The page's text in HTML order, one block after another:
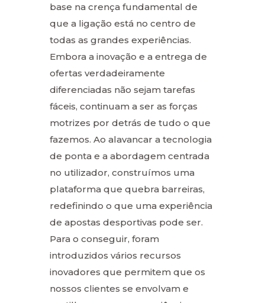
base na crença fundamental de
que a ligação está no centro de
todas as grandes experiências.
Embora a inovação e a entrega de
ofertas verdadeiramente
diferenciadas não sejam tarefas
fáceis, continuam a ser as forças
motrizes por detrás de tudo o que
fazemos. Ao alavancar a tecnologia
de ponta e a abordagem centrada
no utilizador, construímos uma
plataforma que quebra barreiras,
redefinindo o que uma experiência
de apostas desportivas pode ser.
Para o conseguir, foram
introduzidos vários recursos
inovadores que permitem que os
nossos clientes se envolvam e